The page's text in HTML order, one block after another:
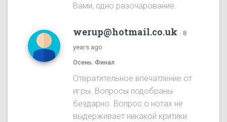
Вами, одно разочарование.
werup@hotmail.co.uk · 8
years ago
Осень. Финал
Отвратительное впечатление от
игры. Вопросы подобраны
бездарно. Вопрос о нотах не
выдерживает никакой критики.